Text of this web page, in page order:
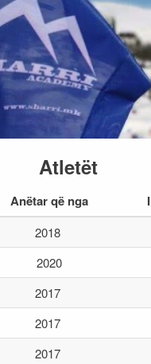
Atletët
Anëtar që nga I
2018
2020
2017
2017
2017